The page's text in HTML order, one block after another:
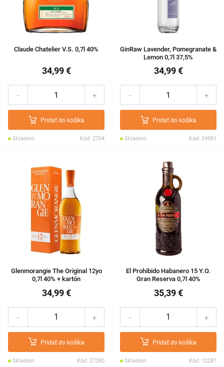
Claude Chatelier V.S. 0,7l 40%
34,99 €
- +
Pridať do košíka
Skladom Kód: 2704
GinRaw Lavender, Pomegranate &
Lemon 0,7l 37,5%
34,99 €
- +
Pridať do košíka
Skladom Kód: 24981
Glenmorangie The Original 12yo
0,7l 40% + kartón
34,99 €
- +
Pridať do košíka
Skladom Kód: 27380
El Prohibido Habanero 15 Y.O.
Gran Reserva 0,7l 40%
35,39 €
- +
Pridať do košíka
Skladom Kód: 12287